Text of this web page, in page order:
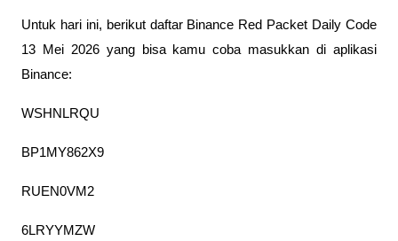
Untuk hari ini, berikut daftar Binance Red Packet Daily Code
13 Mei 2026 yang bisa kamu coba masukkan di aplikasi
Binance:
WSHNLRQU
BP1MY862X9
RUEN0VM2
6LRYYMZW